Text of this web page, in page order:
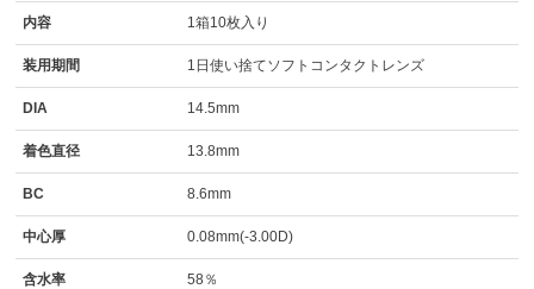
内容 1箱10枚入り
装用期間 1日使い捨てソフトコンタクトレンズ
DIA 14.5mm
着色直径 13.8mm
BC 8.6mm
中心厚 0.08mm(-3.00D)
含水率 58％